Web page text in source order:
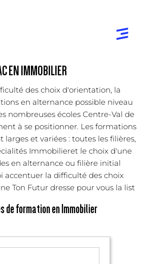
EN IMMOBILIER
des choix d'orientation, la
en alternance possible niveau
nombreuses écoles Centre-Val de
à se positionner. Les formations
larges et variées : toutes les filières,
Immobilieret le choix d'une
en alternance ou filière initial
accentuer la difficulté des choix
Ton Futur dresse pour vous la list
de formation en Immobilier